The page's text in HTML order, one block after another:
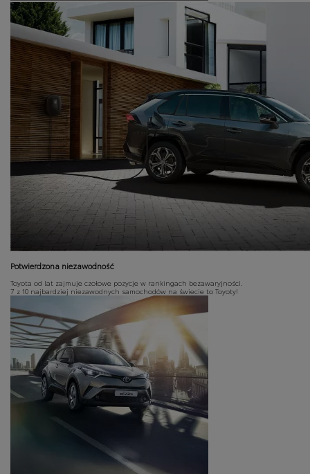
Potwierdzona niezawodność
Toyota od lat zajmuje czołowe pozycje w rankingach bezawaryjności.
7 z 10 najbardziej niezawodnych samochodów na świecie to Toyoty!